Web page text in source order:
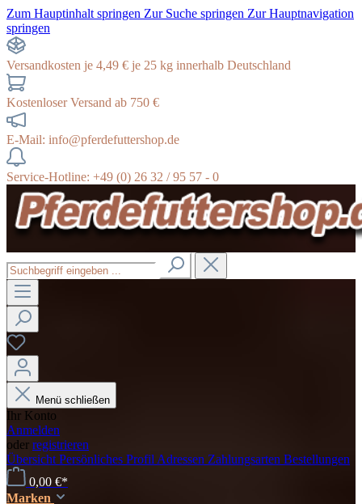
Zum Hauptinhalt springen Zur Suche springen Zur Hauptnavigation
springen
Versandkosten je 4,49 € je 25 kg innerhalb Deutschland
Kostenloser Versand ab 750 €
E-Mail: info@pferdefuttershop.de
Service-Hotline: +49 (0) 26 32 / 95 57 - 0
Menü schließen
Ihr Konto
Anmelden
oder registrieren
Übersicht Persönliches Profil Adressen Zahlungsarten Bestellungen
0,00 €*
Marken